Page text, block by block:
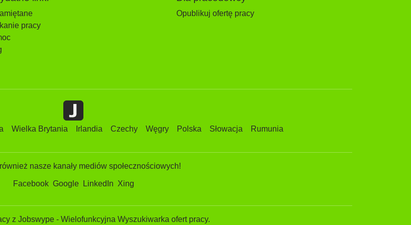
pracy
Opublikuj ofertę pracy
Wielka Brytania Irlandia Czechy Węgry Polska Słowacja Rumunia
nasze kanały mediów społecznościowych!
Facebook Google LinkedIn Xing
z Jobswype - Wielofunkcyjna Wyszukiwarka ofert pracy.